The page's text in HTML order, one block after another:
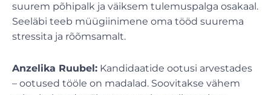
suurem põhipalk ja väiksem tulemuspalga osakaal.
Seeläbi teeb müügiinimene oma tööd suurema
stressita ja rõõmsamalt.
Anzelika Ruubel: Kandidaatide ootusi arvestades
– ootused tööle on madalad. Soovitakse vähem